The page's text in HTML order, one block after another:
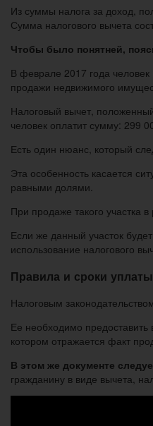
Из суммы налога за доход,
Сумма налогового вычета
Чтобы было понятней,
В феврале 2017 года
продажи недвижимого
Налоговый вычет,
человек оплатит сумму: 299
Есть один нюанс, который
Эта особенность касается
равными долями.
При продаже такого участка
Если же данный участок
использование налогового
Правила и сроки
Налоговым
Ее необходимо предоставить
котором отражается факт
В этом же документе
гражданину в виде вычета,